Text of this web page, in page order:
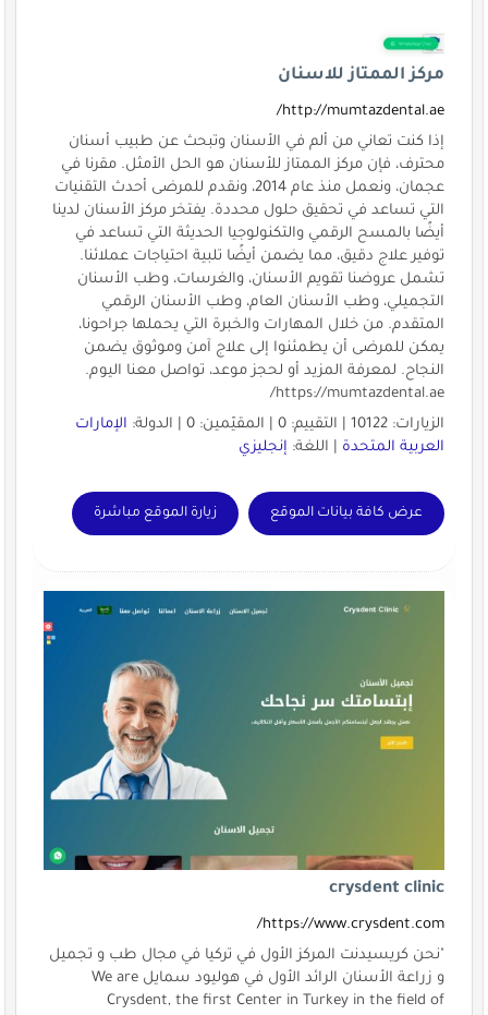
مركز الممتاز للاسنان
http://mumtazdental.ae/
إذا كنت تعاني من ألم في الأسنان وتبحث عن طبيب أسنان
محترف، فإن مركز الممتاز للأسنان هو الحل الأمثل. مقرنا في
عجمان، ونعمل منذ عام 2014، ونقدم للمرضى أحدث التقنيات
التي تساعد في تحقيق حلول محددة. يفتخر مركز الأسنان لدينا
أيضًا بالمسح الرقمي والتكنولوجيا الحديثة التي تساعد في
توفير علاج دقيق، مما يضمن أيضًا تلبية احتياجات عملائنا.
تشمل عروضنا تقويم الأسنان، والغرسات، وطب الأسنان
التجميلي، وطب الأسنان العام، وطب الأسنان الرقمي
المتقدم. من خلال المهارات والخبرة التي يحملها جراحونا،
يمكن للمرضى أن يطمئنوا إلى علاج آمن وموثوق يضمن
النجاح. لمعرفة المزيد أو لحجز موعد، تواصل معنا اليوم.
https://mumtazdental.ae/
الزيارات: 10122 | التقييم: 0 | المقيّمين: 0 | الدولة:
الإمارات
العربية المتحدة| اللغة: إنجليزي
عرض كافة بيانات الموقع زيارة الموقع مباشرة
crysdent clinic
https://www.crysdent.com/
"نحن كريسيدنت المركز الأول في تركيا في مجال طب و تجميل
و زراعة الأسنان الرائد الأول في هوليود سمايل We are
Crysdent, the first Center in Turkey in the field of